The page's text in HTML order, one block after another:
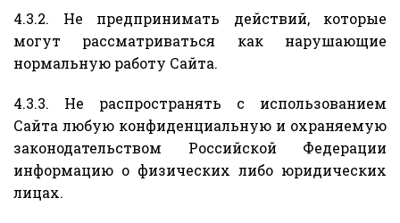
4.3.2. Не предпринимать действий, которые
могут рассматриваться как нарушающие
нормальную работу Сайта.
4.3.3. Не распространять с использованием
Сайта любую конфиденциальную и охраняемую
законодательством Российской Федерации
информацию о физических либо юридических
лицах.